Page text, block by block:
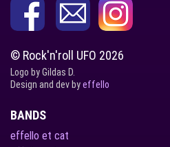
© Rock'n'roll UFO 2026
Logo by Gildas D.
Design and dev byeffello
BANDS
effello et cat